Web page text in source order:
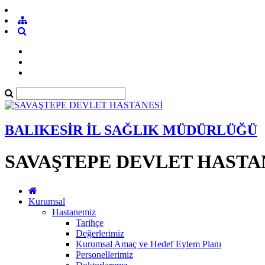
BALIKESİR İL SAĞLIK MÜDÜRLÜĞÜ
SAVAŞTEPE DEVLET
Kurumsal
Hastanemiz
Tarihçe
Değerlerimiz
Kurumsal Amaç ve Hedef Eylem Planı
Personellerimiz